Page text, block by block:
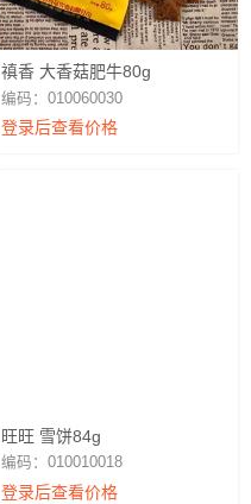
禛香 大香菇肥牛80g
编码：010060030
登录后查看价格
旺旺 雪饼84g
编码：010010018
登录后查看价格